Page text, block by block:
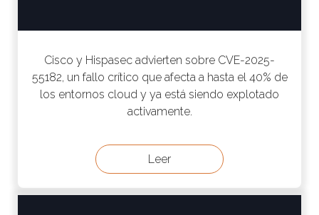
Cisco y Hispasec advierten sobre CVE-2025-
55182, un fallo crítico que afecta a hasta el 40% de
los entornos cloud y ya está siendo explotado
activamente.
Leer